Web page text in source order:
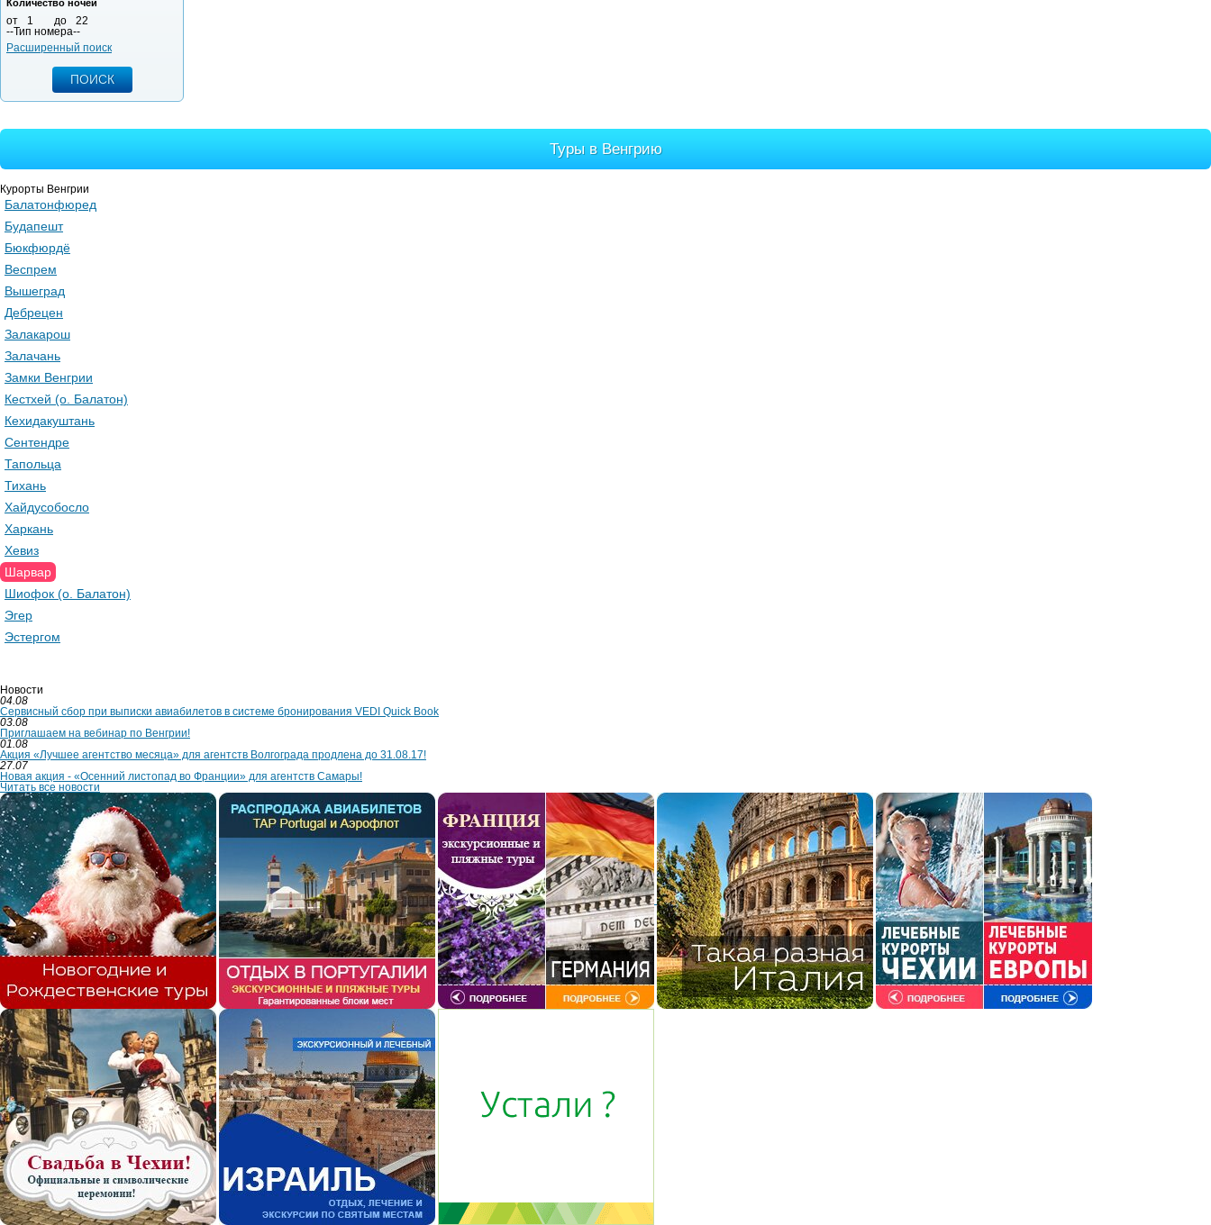
Количество ночей
от 1 до
22
--Тип номера--
Расширенный поиск
Туры в Венгрию
Курорты Венгрии
Балатонфюред
Будапешт
Бюкфюрдё
Веспрем
Вышеград
Дебрецен
Залакарош
Залачань
Замки Венгрии
Кестхей (о. Балатон)
Кехидакуштань
Сентендре
Тапольца
Тихань
Хайдусобосло
Харкань
Хевиз
Шарвар
Шиофок (о. Балатон)
Эгер
Эстергом
Новости
04.08
Сервисный сбор при выписки авиабилетов в системе бронирования VEDI Quick Book
03.08
Приглашаем на вебинар по Венгрии!
01.08
Акция «Лучшее агентство месяца» для агентств Волгограда продлена до 31.08.17!
27.07
Новая акция - «Осенний листопад во Франции» для агентств Самары!
Читать все новости